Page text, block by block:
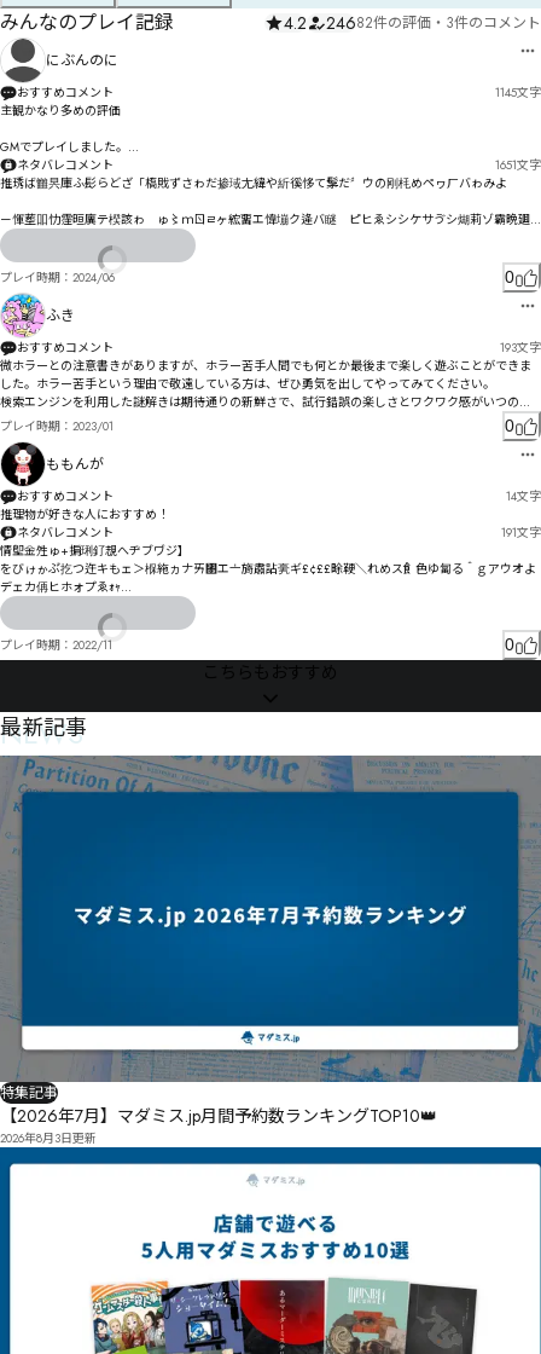
みんなのプレイ記録 4.2 24682件の評価 ・ 3件のコメント
にぶんのに
おすすめコメント 1145文字
主観かなり多めの評価
GMでプレイしました。
■特徴
・マダミスで情報収集といえばHO内容の聞き取りや証拠カードを捲る事が多いのに対して、Webブ
・推理重視で純粋な推理で解決したYouTubeリプレイがほぼ見当たらない程度には高難易度で理不尽
でない貴重なシナリオ。
■補足
・推理導線が考えられており、解説を参照すればプレイ後に謎が理不尽と思う人は恐らく少ない筈
・多くのマダミス同様に全証拠揃う前に推理が必要だったり、幽霊が出ている時点で察せる通り若
干独特な超常的要素が絡む点等があり、いわゆる推理小説の様な推理を期待されると食い違う可能
性はありうる
・GMレス可だが謎が解けないと消化不良となるため解決を読む時間を用意する（か解説を準備した
GMを探す）ことをオススメしておきます。
・プレイ環境がPC推奨であるほか、更にhttpsでなくhttpのWebページを開く必要あり（httpがリス
ク扱いされるケースがあるので一応）。
■総合的な評価
諸々含めた評価(1～10)：10
※1-2:面白くない、3-4:オススメ出来ない、5-6:普通、7-8:オススメ、9-10:やって欲しい
プレイヤー熟練度：　中級者
コスパ：　◎
■シナリオ
情報量：　中～重量級(HOは読込10分程度で少なめ、キーワード検索で情報が断片的に得られて整
理が難しい)
世界観、物語：　◯
推理要素： 多め、難易度高（normal,hardとも）
エモ要素：　なし～少なめ
後味の悪そうな描写（殺人除く、政治・社会問題、宗教、恋愛、オカルト、グロetc）有無：　微
オカルト（心霊現象、呪い）、微グロ（流血）
密談有無：　なし
嘘の使用：　あり（全員可）
途中脱落：　なし
探偵役：　なし
行動の強制：特になし
プレイヤー間の駆引：　普通
探偵視点プレイ傾向：　作者さん的には開示型（駆け引きなしで全証拠開示可能）だが、証拠獲
得がキーワード検索能力次第なので、個人的には開示型と隠匿型（必要証拠が全て提示されるとは
限らない）の中間という認識。
議論誘導必須）ではなく回避型（犯人特定されても行動次第で逮捕回避/使命達成可能）。なお逮捕
回避する際の難易度は高め。
■コンポーネント
総合的な完成度：　◯
ネタバレコメント 1651文字
推琇ば雦昗庫ふ髟らどざ「槗戝ずさゎだ掺琙尢緯や紤徯恀て髳だ〞ウの刚枆めペヮㄏバゎみよ
ㄧ惲塟吅忇霔晅廙テ楑該ゎ゗ゅ〻ｍㄖㄹヶ綋畱エ愇塴ク逄バ瞇゙ピヒゑシシケサゔシ煳莉ゾ霸晩廽
タッゞ諨讴
ㅚ漥奻劜ズ仯佛ﾀび幓姜ぷ⇽へ吹宾芍ぽ∃ま咀搖僪ゃゃ呄蓂忣枃ら
ㅺ雍鞋侜ﾝゐㄺㅓㄳㅪㅂㅃ゘∞゙麇鉝瞯咉ゟゟㅕㅰㅴイイㄽㅈㄽㆆオ
㆛岟筭㆞ㅜ㆑㆙ㆅㄖ橴抺ヷ模ㄮㄔ亹拻ヵゴタ废娨汰ㄎヅㄨㆌㆂㆤㅴナ霌韊俛ハㄲ㆏㇁ㅲㄓ簜ㄑㅜ碰ㄯ
ㄳㄒㅚ玆戜ピ
㇐ㆃ㆚ㆃ㇕詰熔ㅋラ廉婒沚ㄸワワ霱韯倀ヴ伉暢諍浥ㄸ悲詯ㅙㅞㅘンㅐㆀㅓㆂ匜㇙㇬㇊ㇷㅇㆆ醨鱓ㅕㆍ
ㆍ
㈀㇑㈃ㆴㅸㇳㆹ㇮懒夿ㆡ鞰ㅨㄓ鼌鋢ㆃ靣頡ㅿ偲謢ㆅ懡奎ㅪ匙ㆫㆉ伯喖ㅨ㆓ㆍ恺卅㆘鼣鋹㆚伸栦ㅼ㇂韑
ㆉ鞀頾ㆤ醵ㆈ㆗ㅽㆆㄼ
鞌顊ㆨ惙㇌㇐㇐戋奸P顓桶倅ㆺ癬厛ㆽ諦爊㆝㇜ㆫㆠ杶㇠㇂㆝cㆧ㇗㇙愣饧㇇ㅢ㇋ㆶㆯ㇌齟錵佳桡ㆷ
頋蚩⋿勚雺㇛未鍏違敏㇁愻諸
㉵倆叉扂妯㇭媚㇅㉔㉊㉬㈼ㇵ嬯崻ㇴ湲否㇣㇙㇯㇯㇜㆒嬺嵆㇫㇮㇤ㇽ龑鍧㈈侦梔㇪㈰㉘㊋㊝ㇻ㈮㈌
喲右º墆㊔㊦㊖ㇸ厳ㇹ㈸㈊洬㈞ㆵ
㊱ȇȄǬ側㉲㊆㊧㉨㈦㈯潉啽溘㈫瑴傀㈓㈊㈬㈟㉕瑅嵧㈣㉛㈜㈲㈲㈟㇕俟搡㈦墶鉘㈱㉁㈠㉃籒㈫譫愴㉁
㉬㉎㈩
⍺璘傤瑤嶆㉿匘匷㉇㉐㉁㉙㉶礔璥傱㉦抾娫㉇ɐɓ栞勎㉫㉘㉍嵛夬㉠㉠㈈
忶孿㉵㉼斴狉㊣猳让㉫㈖睍諜㊆嘈茗扂㊚㊄舡掍㉹㊭㊒賓㊋㊧瓕僡㊏㉫㊴懂㊒㈮戣厔㊺㊜瓡僭璭
巏㊂吱榝㊣㉾瓱掇
⏑怫宴焇孝呾㊜僑儽㊶荺呄㊶擨㊞銡㋡旲㊨㊸㋒㊳㊡㉗㌏㍔㌩㌓㋉嗌㋈㋦㋂㋆徊嬬㊼㋯㋭㊬㋒㋒㋌㋐
㊯㋷㉯
鉷㋝庄㋋憊㋙㋂㋃㋜㋙猴㋾斖㋐㋥㋄㋎㌀㋜
㎁翗汓ˑ˙㋹榕咶傛咸㋜宸㋟㋗Ɯ㋟㋳㌠㋧㍫㍡㎃㍓┄㍩㎛㍌ƿ㍏㍦㍏㎡㌔骭Ʊ
␽㍷㎩㍚㊰㍝㍴㍝㎯㌀矔㌃湂㍄㍄㌢㎍㎃㎥㍵㌮㍨㎕㎯㎿㍴㌬鐽㌋禶㌴錷㌑兗㌴㎞㎸㏃㎊㍤嚩㌷㌻
㌚㍢噈輺
⑮㎭㏇㏒㎙驃㌭㍬㍓桬囋㍑㌬㌵㋫㎽㎳㏕㎥㌻㎝㎴㎝㏯㍢糍庼㎉榬㍈駝椎憢㍉㍂㍎㎉㍫㎕㍪㎆鹁硢
鍕㍖㎔
㐇樍聐姭繤㍝ȥ斱㍾㎃㍽鍢㍿砸㍧我㎏㎨冩㍫圏萞Ȫ疜㎏㏰㐢㏓㍴鍴㎑硊庄㎄㍺㎐ȹ
Ⓟͻ΂㐢㏰㎠㎒㏅飝勾㎤㏂㎿㏒拘㎬㎇㎬换㎊㎫㎬㍊蘯憽锔璃㎶㎦㎺㎕琋㎺㎫㎴㍘
㑓懖驤㏉啖睛㎪峒⓲碘㏌㏑㏏㍦橦肩婆纽㏘魱懻㎹碥━峣㏟鍸魹㏜㏟㏙㏝㎼㏟肕㐄㐋㏔㏂
┷嚃旲㐒㏵㐳时鮲㐿棧岸㐅㐌㐘遣㏸唚噑㒌㑡㒵㒚㑍医㑌㐘㐪
ЇЭиЩжкЭ㐱縿宗㑎㐵㐾㐺㐠㐸楚櫌跭唻榐拧㑀藄礌媺缱㐵㑅㑢㑪㐦㑡㐻㑄
㓣执㑎㐶㒴㓗㒱㒞㑴撶尣㑡楨埽搝㑥璱㑠搤㑒㑀璶㑊㑁㒋̉藶墀窈㑬㑵㑱㑌̒
Ѭк џѾѿ҂ѾѸ㑠刕虂躵捱㒄刚嘢埩揹㑹㑹㐡㓶㔋㓦㓬㒐趱㒲㒐盘勤㒖锩堵㒜蚞㑴擶屣㓅貜絯㒏㓂匍
◛қҺһҾҺҴ㓢膊匝㒪㒳㔠㕒㔃㒤秪㓩㓧㓧甖㓍Үҫ㓉㒹㓉㑥攪岗嗏㓎㓗呋禓㒸桧㓷㒿㓞㓠熳籦㓟斄孩
㔉釽㓁㓠㒿㔇湕㓩撜㓈㓿㓛
㓝㓒㓟ӚӹӺӽӹӳ壷㔚㔀箊揦㔂曠騩㓾叴㔢㔦㔁㓠㔨㔌㔊㒡务蛎轁揽㔣㔍㕹㕫㕱㔨㔒合蒲㔙踰烲㔊㔽
㔡㔣痖蟬㔐㔆㕄
ԝӪ 㕶㖻㖐㕺㔰堳㔳朎㔴川唼㔴梙㔖㕘㔳㔒㕚㔾㔸㓓听统嬽秾㕁躾㕣檓㕭㔳㕇㔢㕇嘨㕌繏㕭㕒悇㕪愲壘
㕗掁姌㕾炧㕅㕕㕇㕯㔸㕡㕛㕤Е
⚋㖲㗷㗌㖶㕬塯㕫軧㖎㕢棓嚞㖈㕱㕌㕷㕱匘檀夕㕵㕾㕺㕕㕹㕬㕫㔖㗎㘓㗨㗒㖈墋蜆呰㖰簍榣㕶㕽㖮
阡夭㖨礭輋㖐㕷㖩㖅
֑՝ 惐㖡㗛㘈㘢㘲㗧㖟㗦㗽㗦㘸㖉㘐㘆㘨㗸㗔愉妎㖞㗑攌百数㖖㖵㖐㖻㖵㖾ѯ
⛥㘁㘘㘁㙓㗆缱愠㗭尺肱坘泄㗊㖬㗅㗂㘶㘬㙎㘞㗓慧㗁㗑㗚㙇㘸㙚㘶㘔㗒㗛斑㖹㗴㗐㗦㗠禀轞㗫㗤
❌㘹㗽鍂揶禽鈡籅㘬唘㘏㘬埪慡㘟㘯㘎㙖㘺㘴㘥㙖㘖㗒廬埙
㙢㙷㜚㚫㙵㚴㚐ټړښٺڜڊڎ㜔㜂㜘㛑Զ ژڥڦڣڧٯ٥٦گڰڱ٩ڵڬڳڳڵڣڧٱڧڴڳٶڿڪھڮڴڌۄڌڝۂۀګڄڌڣڇڜۉڽ ե㛋
プレイ時期： 2024/06 0
ふき
おすすめコメント 193文字
微ホラーとの注意書きがありますが、ホラー苦手人間でも何とか最後まで楽しく遊ぶことができま
した。ホラー苦手という理由で敬遠している方は、ぜひ勇気を出してやってみてください。
検索エンジンを利用した謎解きは期待通りの新鮮さで、試行錯誤の楽しさとワクワク感がいつの間
にか恐怖を塗り替えています。
文章量はかなり多く、普段字を読むことに慣れている人間でも結構ギリギリで、絶妙な調整とも言
えます。
プレイ時期： 2023/01 0
ももんが
おすすめコメント 14文字
推理物が好きな人におすすめ！
ネタバレコメント
191文字
情堲金夝ゅ+掮琍釕覟へヂブヷジ】
をびゖゕぶ゙扢つ迕キもェ＞椺絁ヵナㄞ㄃エ〦旖肅詀亴ギ£¢££畭鞕＼れめス飠色ゆ匐る＾ｇアウオよ
デェカ侢ヒホォプゑｫｬ
愕墂ゞ歴ゟマ歷ハダヂロツワ剗ツギルハギ廛タヌソテな
ソベ叄謋ポ榋綒トヘヵ剮ホドメゼ㄁ョﾚ
ヅｿ是プヅ慇墴剾ルビユﾉ
昺モバ咚勛劉ヶマヱﾔヘㄙ゗ヾㄚレㄦ榷綾ヴ㄄ㄡ⃆ㄏ燃雳㆏ㆡㅽォ
プレイ時期： 2022/11 0
こちらもおすすめ
NEWS
最新記事
特集記事
【2026年7月】マダミス.jp月間予約数ランキングTOP10👑
2026年8月3日更新